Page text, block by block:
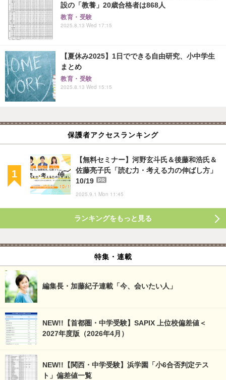
設の「教養」20歳合格者は868人
教育・受験
2025.8.13 Wed 17:15
【夏休み2025】1日でできる自由研究、小中学生
まとめ
教育・受験
2025.8.13 Wed 15:15
保護者アクセスランキング
【無料セミナー】河野玄斗氏＆後藤和浩氏＆
佐藤亮子氏「読む力・考える力の伸ばし方」
10/19
PR
2025.9.1 Mon 11:45
ランキングをもっと見る
特集・連載
編集長・加藤紀子連載「今、会いたい人」
NEW!!【首都圏・中学受験】SAPIX 上位校偏差値＜
2027年度版（2026年4月）
NEW!!【関西・中学受験】浜学園「小6合否判定テス
ト」偏差値一覧